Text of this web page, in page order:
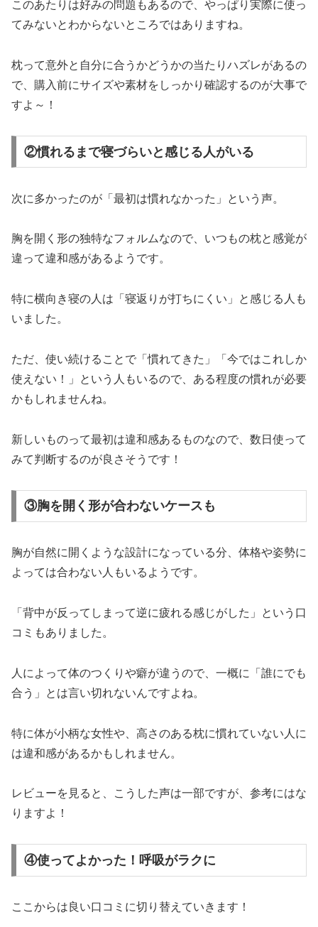
このあたりは好みの問題もあるので、やっぱり実際に使っ
てみないとわからないところではありますね。
枕って意外と自分に合うかどうかの当たりハズレがあるの
で、購入前にサイズや素材をしっかり確認するのが大事で
すよ～！
②慣れるまで寝づらいと感じる人がいる
次に多かったのが「最初は慣れなかった」という声。
胸を開く形の独特なフォルムなので、いつもの枕と感覚が
違って違和感があるようです。
特に横向き寝の人は「寝返りが打ちにくい」と感じる人も
いました。
ただ、使い続けることで「慣れてきた」「今ではこれしか
使えない！」という人もいるので、ある程度の慣れが必要
かもしれませんね。
新しいものって最初は違和感あるものなので、数日使って
みて判断するのが良さそうです！
③胸を開く形が合わないケースも
胸が自然に開くような設計になっている分、体格や姿勢に
よっては合わない人もいるようです。
「背中が反ってしまって逆に疲れる感じがした」という口
コミもありました。
人によって体のつくりや癖が違うので、一概に「誰にでも
合う」とは言い切れないんですよね。
特に体が小柄な女性や、高さのある枕に慣れていない人に
は違和感があるかもしれません。
レビューを見ると、こうした声は一部ですが、参考にはな
りますよ！
④使ってよかった！呼吸がラクに
ここからは良い口コミに切り替えていきます！